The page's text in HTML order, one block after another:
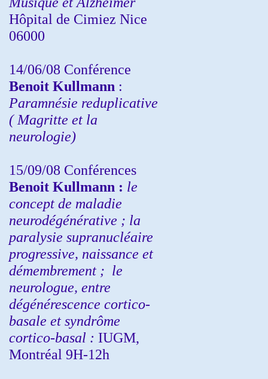
Hôpital de Cimiez Nice
06000
14/06/08 Conférence
Benoit Kullmann :
Paramnésie reduplicative
( Magritte et la
neurologie)
15/09/08 Conférences
Benoit Kullmann : le
concept de maladie
neurodégénérative ; la
paralysie supranucléaire
progressive, naissance et
démembrement ; le
neurologue, entre
dégénérescence cortico-
basale et syndrôme
cortico-basal : IUGM,
Montréal 9H-12h